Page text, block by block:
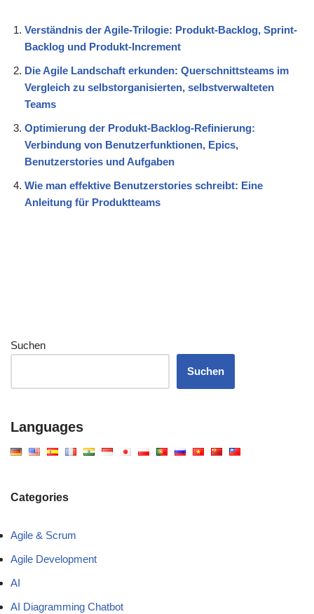
Verständnis der Agile-Trilogie: Produkt-Backlog, Sprint-
Backlog und Produkt-Increment
Die Agile Landschaft erkunden: Querschnittsteams im
Vergleich zu selbstorganisierten, selbstverwalteten
Teams
Optimierung der Produkt-Backlog-Refinierung:
Verbindung von Benutzerfunktionen, Epics,
Benutzerstories und Aufgaben
Wie man effektive Benutzerstories schreibt: Eine
Anleitung für Produktteams
Suchen
Suchen
Languages
Categories
Agile & Scrum
Agile Development
AI
AI Diagramming Chatbot